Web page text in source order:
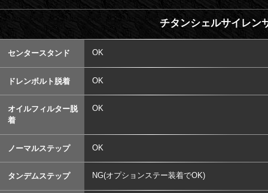
チタンシェルサイレン
センタースタンド OK
ドレンボルト脱着 OK
オイルフィルター脱
着
OK
ノーマルステップ OK
タンデムステップ NG(オプションステー装着でOK)